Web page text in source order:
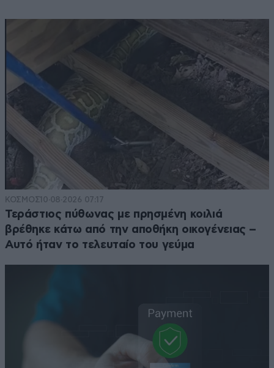
ΚΟΣΜΟΣ10·08·2026 07:17
Τεράστιος πύθωνας με πρησμένη κοιλιά
βρέθηκε κάτω από την αποθήκη οικογένειας –
Αυτό ήταν το τελευταίο του γεύμα